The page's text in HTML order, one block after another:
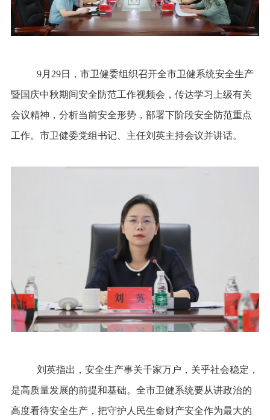
9月29日，市卫健委组织召开全市卫健系统安全生产
暨国庆中秋期间安全防范工作视频会，传达学习上级有关
会议精神，分析当前安全形势，部署下阶段安全防范重点
工作。市卫健委党组书记、主任刘英主持会议并讲话。
刘英指出，安全生产事关千家万户，关乎社会稳定，
是高质量发展的前提和基础。全市卫健系统要从讲政治的
高度看待安全生产，把守护人民生命财产安全作为最大的